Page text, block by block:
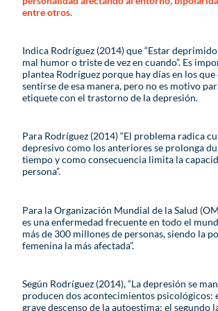
entre otros.
Indica Rodríguez (2014) que “Estar
mal humor o triste de vez en cuando”. Es
plantea Rodríguez porque hay días en los
sentirse de esa manera, pero no es motivo
etiquete con el trastorno de la depresión.
Para Rodríguez (2014) “El problema radica
depresivo como los anteriores se prolonga
tiempo y como consecuencia limita la
persona”.
Para la Organización Mundial de la Salud
es una enfermedad frecuente en todo el
más de 300 millones de personas, siendo la
femenina la más afectada”.
Según Rodríguez (2014), “La depresión se
producen dos acontecimientos psicológicos:
grave descenso de la autoestima; el segundo